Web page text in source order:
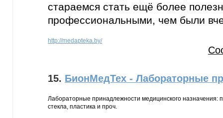
стараемся стать ещё более
профессиональными, чем были
http://medapteka.by/
15. БионМедТех - Лабораторные
Лабораторные принадлежности медицинского назначения:
стекла, пластика и проч.